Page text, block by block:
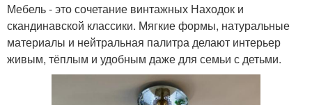
Мебель - это сочетание винтажных Находок и
скандинавской классики. Мягкие формы, натуральные
материалы и нейтральная палитра делают интерьер
живым, тёплым и удобным даже для семьи с детьми.